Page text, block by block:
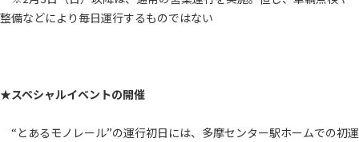
整備などにより毎日運行するものではない
★スペシャルイベントの開催
“とあるモノレール”の運行初日には、多摩センター駅ホームでの初運